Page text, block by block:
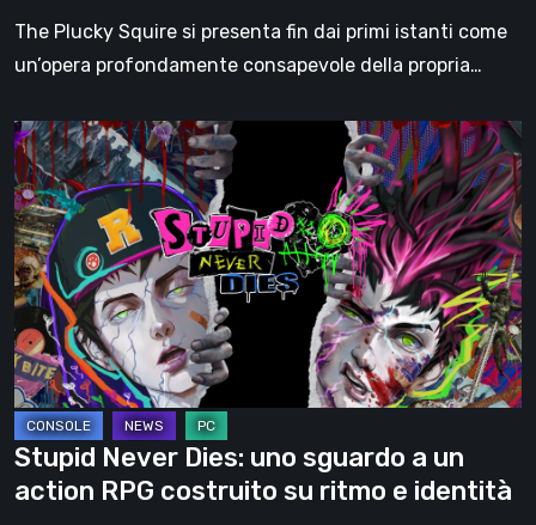
The Plucky Squire si presenta fin dai primi istanti come
un’opera profondamente consapevole della propria…
Stupid
Never
Dies:
uno
sguardo
a
un
action
RPG
costruito
su
ritmo
Stupid Never Dies: uno sguardo a un
action RPG costruito su ritmo e identità